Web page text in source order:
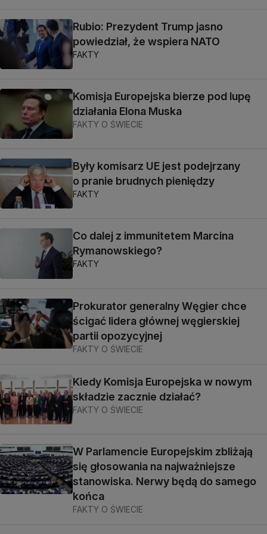
Rubio: Prezydent Trump jasno
powiedział, że wspiera NATO
FAKTY
Komisja Europejska bierze pod lupę
działania Elona Muska
FAKTY O ŚWIECIE
Były komisarz UE jest podejrzany
o pranie brudnych pieniędzy
FAKTY
Co dalej z immunitetem Marcina
Rymanowskiego?
FAKTY
Prokurator generalny Węgier chce
ścigać lidera głównej węgierskiej
partii opozycyjnej
FAKTY O ŚWIECIE
Kiedy Komisja Europejska w nowym
składzie zacznie działać?
FAKTY O ŚWIECIE
W Parlamencie Europejskim zbliżają
się głosowania na najważniejsze
stanowiska. Nerwy będą do samego
końca
FAKTY O ŚWIECIE